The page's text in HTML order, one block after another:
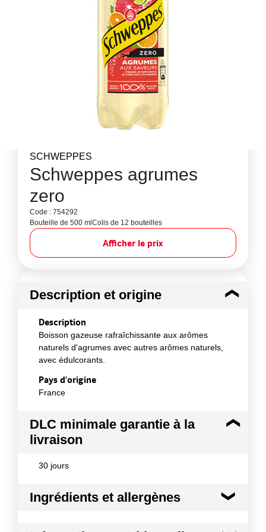
SCHWEPPES
Schweppes agrumes
zero
Code : 754292
Bouteille de 500 ml Colis de 12 bouteilles
Afficher le prix
Description et origine
Description
Boisson gazeuse rafraîchissante aux arômes
naturels d'agrumes avec autres arômes naturels,
avec édulcorants.
Pays d'origine
France
DLC minimale garantie à la
livraison
30 jours
Ingrédients et allergènes